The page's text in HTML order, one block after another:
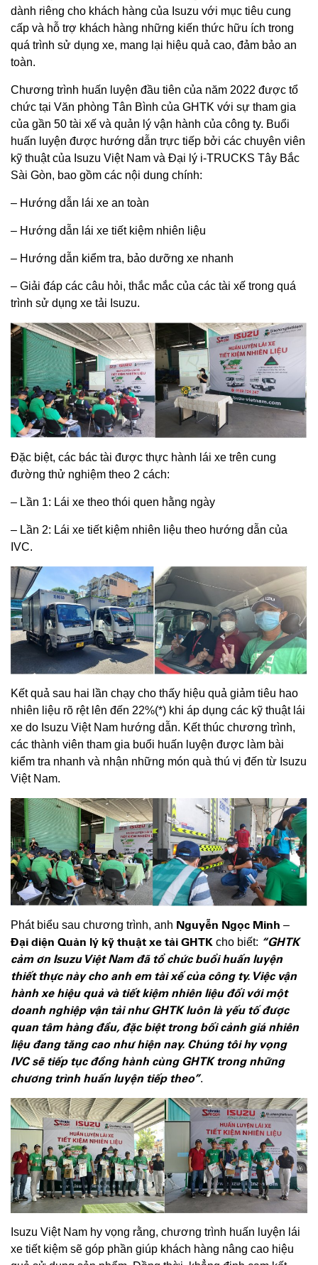
dành riêng cho khách hàng của Isuzu với mục tiêu cung
cấp và hỗ trợ khách hàng những kiến thức hữu ích trong
quá trình sử dụng xe, mang lại hiệu quả cao, đảm bảo an
toàn.
Chương trình huấn luyện đầu tiên của năm 2022 được tổ
chức tại Văn phòng Tân Bình của GHTK với sự tham gia
của gần 50 tài xế và quản lý vận hành của công ty. Buổi
huấn luyện được hướng dẫn trực tiếp bởi các chuyên viên
kỹ thuật của Isuzu Việt Nam và Đại lý i-TRUCKS Tây Bắc
Sài Gòn, bao gồm các nội dung chính:
– Hướng dẫn lái xe an toàn
– Hướng dẫn lái xe tiết kiệm nhiên liệu
– Hướng dẫn kiểm tra, bảo dưỡng xe nhanh
– Giải đáp các câu hỏi, thắc mắc của các tài xế trong quá
trình sử dụng xe tải Isuzu.
Đặc biệt, các bác tài được thực hành lái xe trên cung
đường thử nghiệm theo 2 cách:
– Lần 1: Lái xe theo thói quen hằng ngày
– Lần 2: Lái xe tiết kiệm nhiên liệu theo hướng dẫn của
IVC.
Kết quả sau hai lần chạy cho thấy hiệu quả giảm tiêu hao
nhiên liệu rõ rệt lên đến 22%(*) khi áp dụng các kỹ thuật lái
xe do Isuzu Việt Nam hướng dẫn. Kết thúc chương trình,
các thành viên tham gia buổi huấn luyện được làm bài
kiểm tra nhanh và nhận những món quà thú vị đến từ Isuzu
Việt Nam.
Phát biểu sau chương trình, anh Nguyễn Ngọc Minh –
Đại diện Quản lý kỹ thuật xe tải GHTK cho biết: “GHTK
cảm ơn Isuzu Việt Nam đã tổ chức buổi huấn luyện
thiết thực này cho anh em tài xế của công ty. Việc vận
hành xe hiệu quả và tiết kiệm nhiên liệu đối với một
doanh nghiệp vận tải như GHTK luôn là yếu tố được
quan tâm hàng đầu, đặc biệt trong bối cảnh giá nhiên
liệu đang tăng cao như hiện nay. Chúng tôi hy vọng
IVC sẽ tiếp tục đồng hành cùng GHTK trong những
chương trình huấn luyện tiếp theo”.
Isuzu Việt Nam hy vọng rằng, chương trình huấn luyện lái
xe tiết kiệm sẽ góp phần giúp khách hàng nâng cao hiệu